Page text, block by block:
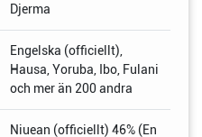
Djerma
Engelska (officiellt),
Hausa, Yoruba, Ibo, Fulani
och mer än 200 andra
Niuean (officiellt) 46% (En